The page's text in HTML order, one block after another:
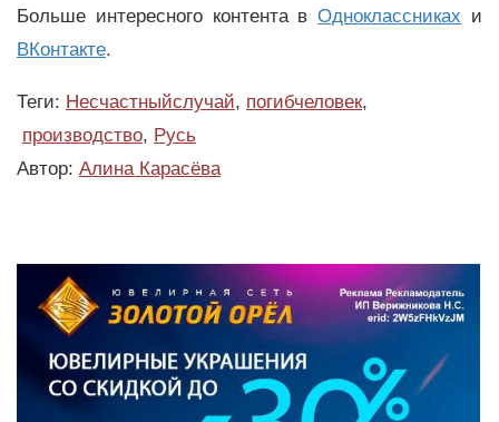
Больше интересного контента вОдноклассниках и
ВКонтакте.
Теги: Несчастныйслучай, погибчеловек,
производство, Русь
Автор: Алина Карасёва